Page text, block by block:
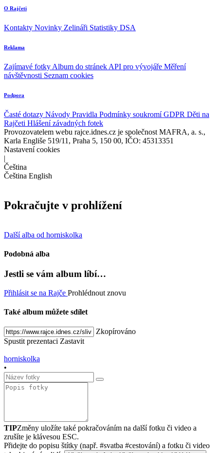
O Rajčeti
Kontakty Novinky Zelináři Statistiky DSA
Reklama
Zajímavé fotky Album do stránek API pro vývojáře Měření
návštěvnosti Seznam cookies
Podpora
Časté dotazy Návody Pravidla Podmínky soukromíGDPR Děti na
Rajčeti Hlášení závadných fotek
Provozovatelem webu rajce.idnes.cz je společnost MAFRA, a. s.,
Karla Engliše 519/11, Praha 5, 150 00, IČO: 45313351
Nastavení cookies
|
Čeština
Čeština English
Pokračujte v prohlížení
Další alba od horniskolka
Podobná alba
Jestli se vám album líbí…
Přihlásit se na Rajče Prohlédnout znovu
Také album můžete sdílet
Zkopírováno
Spustit prezentaci Zastavit
horniskolka
•
TIPZměny uložíte také pokračováním na další fotku či video a
zrušíte je klávesou ESC.
Přidejte do popisu štítky (např. #svatba #cestování) a fotku či video